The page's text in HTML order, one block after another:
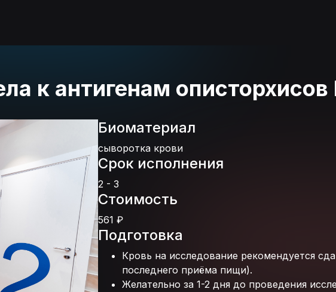
к антигенам описторхисов
Биоматериал
сыворотка крови
Срок исполнения
2 - 3
Стоимость
561 ₽
Подготовка
Кровь на исследование рекомендуется
последнего приёма пищи).
Желательно за 1-2 дня до проведения